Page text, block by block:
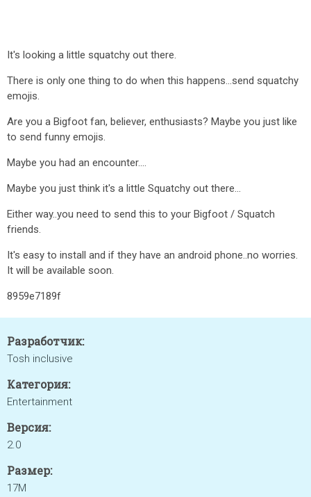
It's looking a little squatchy out there.
There is only one thing to do when this happens...send squatchy
emojis.
Are you a Bigfoot fan, believer, enthusiasts? Maybe you just like
to send funny emojis.
Maybe you had an encounter....
Maybe you just think it's a little Squatchy out there...
Either way..you need to send this to your Bigfoot / Squatch
friends.
It's easy to install and if they have an android phone..no worries.
It will be available soon.
8959e7189f
Разработчик:
Tosh inclusive
Категория:
Entertainment
Версия:
2.0
Размер:
17M